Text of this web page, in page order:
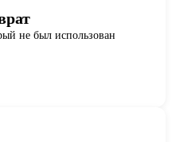
не был использован